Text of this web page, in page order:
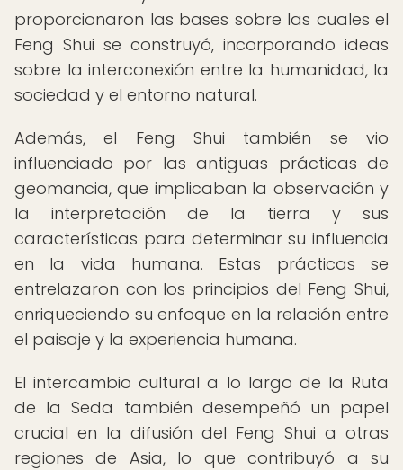
proporcionaron las bases sobre las cuales el
Feng Shui se construyó, incorporando ideas
sobre la interconexión entre la humanidad, la
sociedad y el entorno natural.
Además, el Feng Shui también se vio
influenciado por las antiguas prácticas de
geomancia, que implicaban la observación y
la interpretación de la tierra y sus
características para determinar su influencia
en la vida humana. Estas prácticas se
entrelazaron con los principios del Feng Shui,
enriqueciendo su enfoque en la relación entre
el paisaje y la experiencia humana.
El intercambio cultural a lo largo de la Ruta
de la Seda también desempeñó un papel
crucial en la difusión del Feng Shui a otras
regiones de Asia, lo que contribuyó a su